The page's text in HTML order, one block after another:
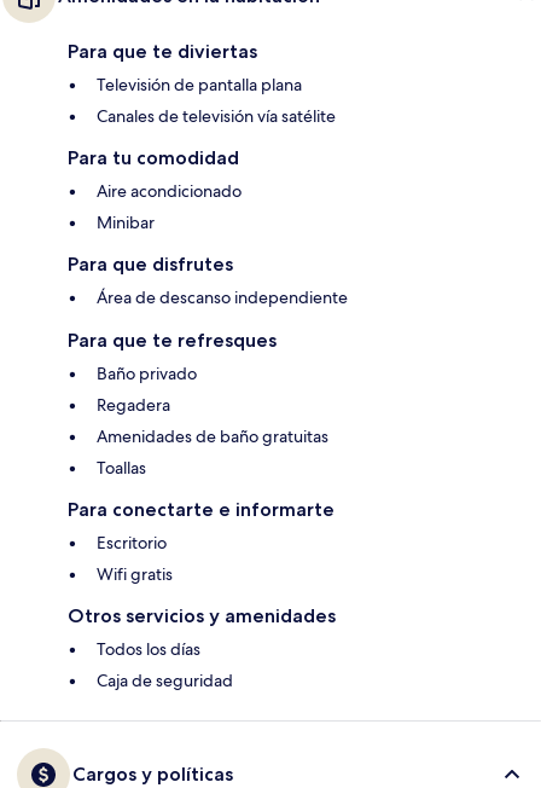
Para que te diviertas
Televisión de pantalla plana
Canales de televisión vía satélite
Para tu comodidad
Aire acondicionado
Minibar
Para que disfrutes
Área de descanso independiente
Para que te refresques
Baño privado
Regadera
Amenidades de baño gratuitas
Toallas
Para conectarte e informarte
Escritorio
Wifi gratis
Otros servicios y amenidades
Todos los días
Caja de seguridad
Cargos y políticas